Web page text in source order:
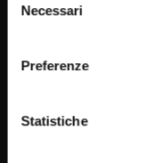
delNecessari
Preferenze
Statistiche
L’esperienza